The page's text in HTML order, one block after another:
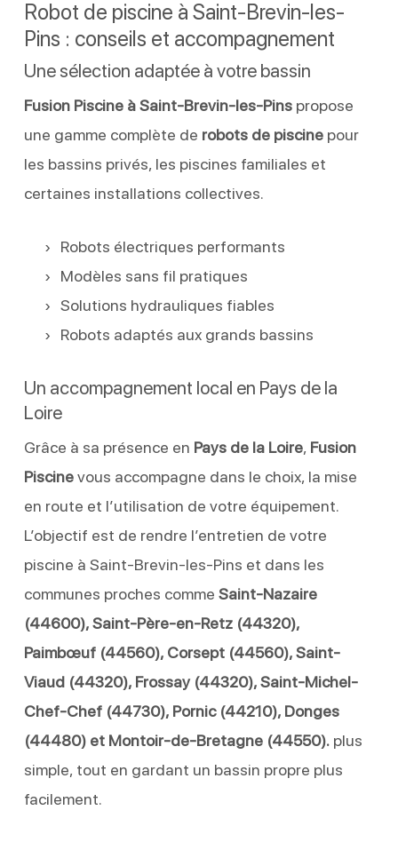
Robot de piscine à Saint-Brevin-les-
Pins : conseils et accompagnement
Une sélection adaptée à votre bassin
Fusion Piscine à Saint-Brevin-les-Pinspropose
une gamme complète de robots de piscinepour
les bassins privés, les piscines familiales et
certaines installations collectives.
Robots électriques performants
Modèles sans fil pratiques
Solutions hydrauliques fiables
Robots adaptés aux grands bassins
Un accompagnement local en Pays de la
Loire
Grâce à sa présence en Pays de la Loire, Fusion
Piscinevous accompagne dans le choix, la mise
en route et l’utilisation de votre équipement.
L’objectif est de rendre l’entretien de votre
piscine à Saint-Brevin-les-Pins et dans les
communes proches comme Saint-Nazaire
(44600), Saint-Père-en-Retz (44320),
Paimbœuf (44560), Corsept (44560), Saint-
Viaud (44320), Frossay (44320), Saint-Michel-
Chef-Chef (44730), Pornic (44210), Donges
(44480) et Montoir-de-Bretagne (44550).plus
simple, tout en gardant un bassin propre plus
facilement.